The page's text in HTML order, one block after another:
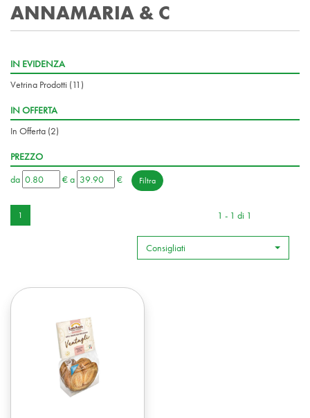
ANNAMARIA & C
IN EVIDENZA
Vetrina Prodotti (11)
IN OFFERTA
In Offerta (2)
PREZZO
filtra
da € filtra
a €
1 1 - 1 di 1
Consigliati